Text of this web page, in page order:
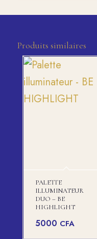
Produits similaires
PALETTE
ILLUMINATEUR
DUO – BE
HIGHLIGHT
5000 CFA